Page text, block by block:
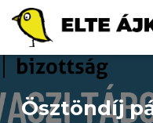
Ösztöndíj